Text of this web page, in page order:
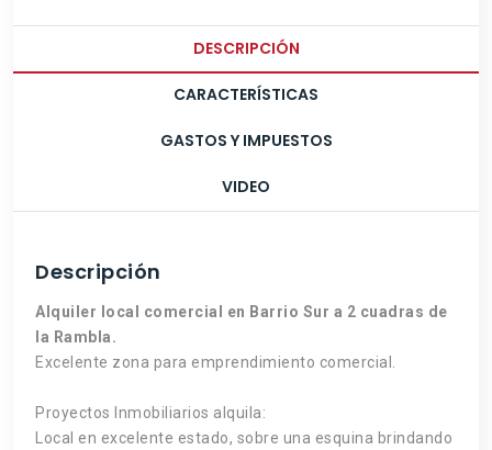
DESCRIPCIÓN
CARACTERÍSTICAS
GASTOS Y IMPUESTOS
VIDEO
Descripción
Alquiler local comercial en Barrio Sur a 2 cuadras de
la Rambla.
Excelente zona para emprendimiento comercial.
Proyectos Inmobiliarios alquila:
Local en excelente estado, sobre una esquina brindando